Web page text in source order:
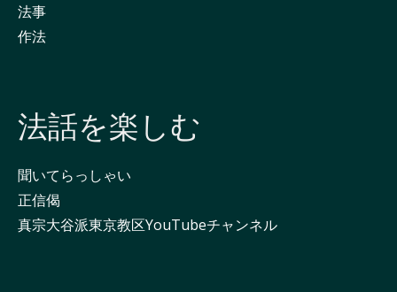
法事
作法
法話を楽しむ
聞いてらっしゃい
正信偈
真宗大谷派東京教区YouTubeチャンネル